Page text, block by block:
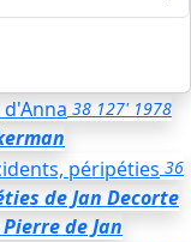
38 127' 1978
36
de Jan Decorte
Pierrede Jan